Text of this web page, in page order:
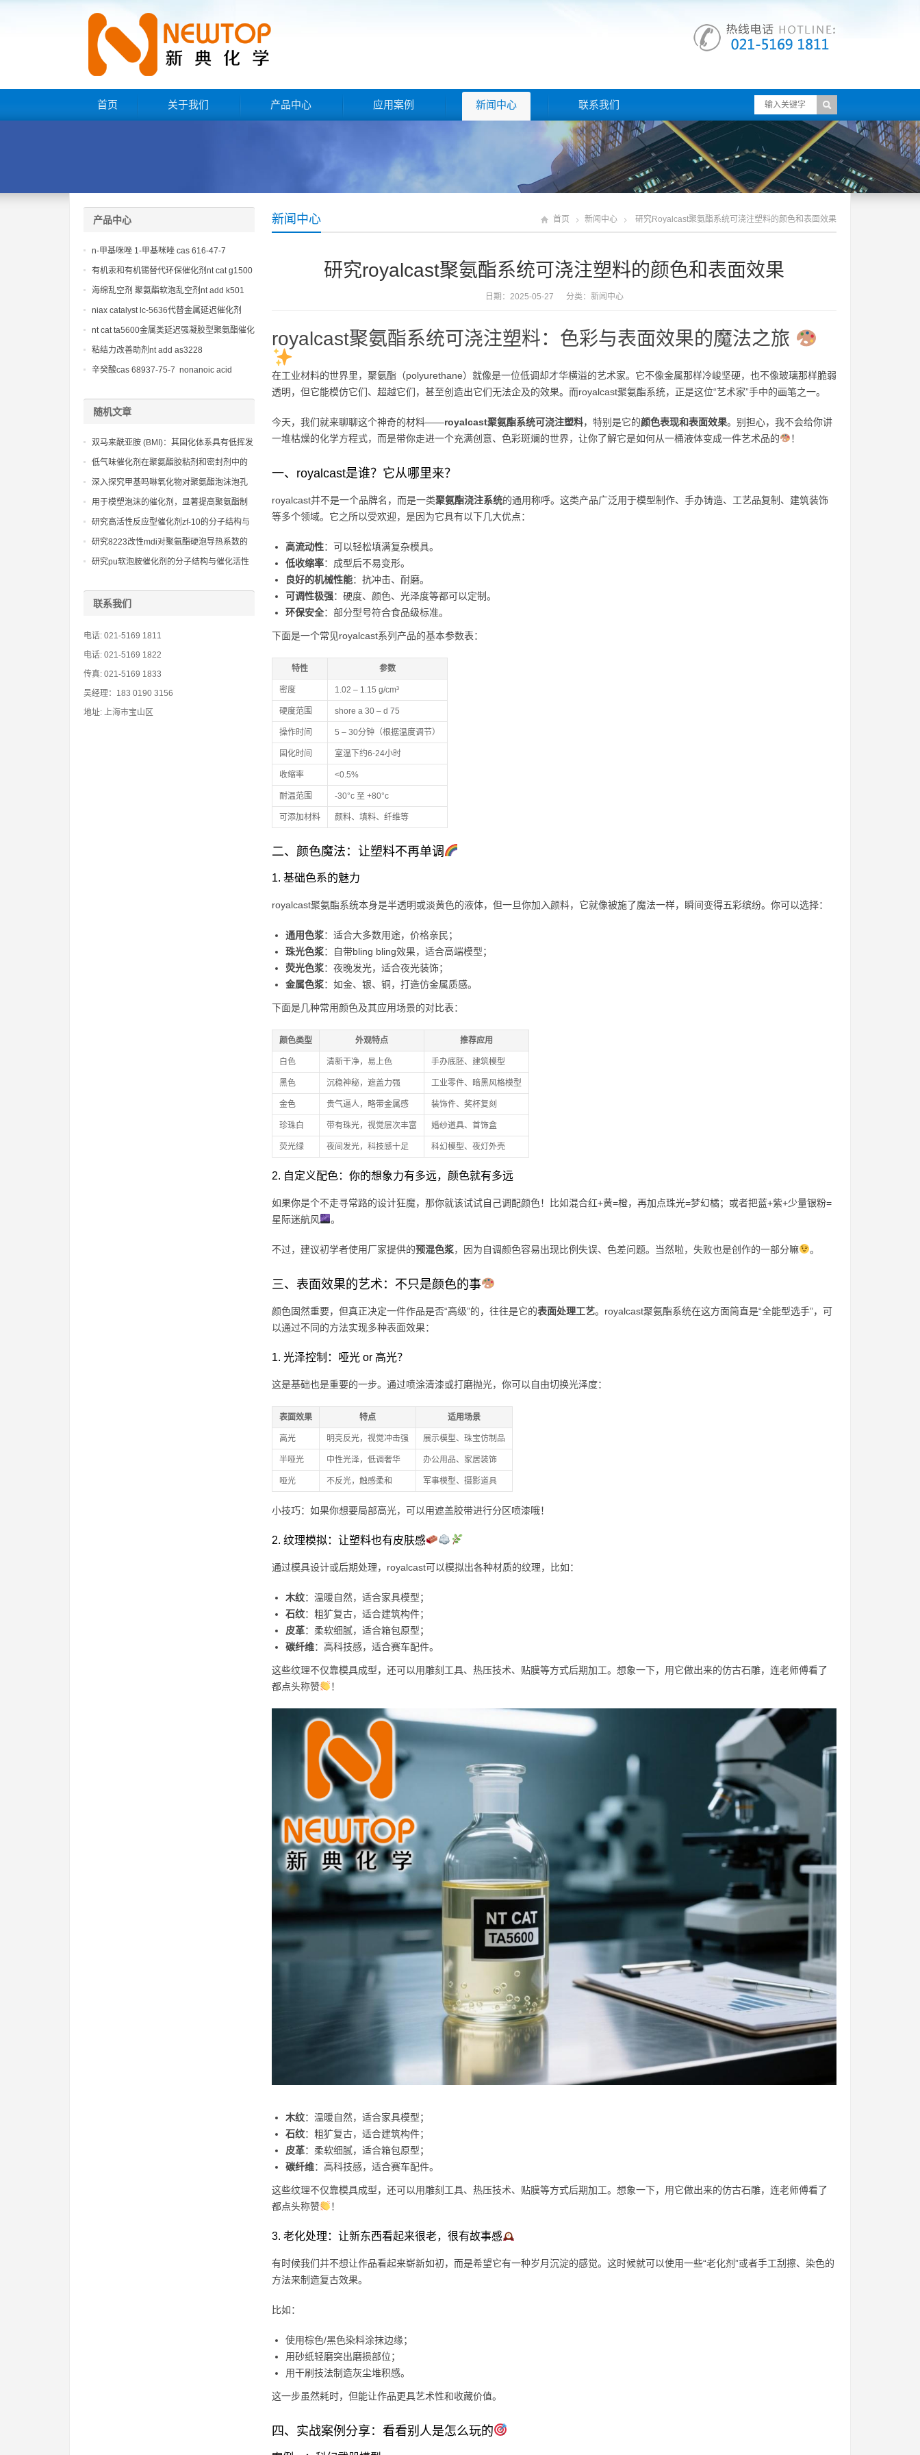
首页 关于我们 产品中心 应用案例 新闻中心 联系我们
新闻中心 首页 新闻中心 研究royalcast聚氨酯系统可浇注塑料的颜色和表面效果
研究royalcast聚氨酯系统可浇注塑料的颜色和表面效果
日期：2025-05-27 分类： 新闻中心
royalcast聚氨酯系统可浇注塑料：色彩与表面效果的魔法之旅
在工业材料的世界里，聚氨酯（polyurethane）就像是一位低调却才华横溢的艺术家。它不像金属那样冷峻坚硬，也不像玻璃那样脆弱
透明，但它能模仿它们、超越它们，甚至创造出它们无法企及的效果。而royalcast聚氨酯系统，正是这位“艺术家”手中的画笔之一。
今天，我们就来聊聊这个神奇的材料——royalcast聚氨酯系统可浇注塑料，特别是它的颜色表现和表面效果。别担心，我不会给你讲
一堆枯燥的化学方程式，而是带你走进一个充满创意、色彩斑斓的世界，让你了解它是如何从一桶液体变成一件艺术品的
！
一、royalcast是谁？它从哪里来？
royalcast并不是一个品牌名，而是一类聚氨酯浇注系统的通用称呼。这类产品广泛用于模型制作、手办铸造、工艺品复制、建筑装饰
等多个领域。它之所以受欢迎，是因为它具有以下几大优点：
高流动性：可以轻松填满复杂模具。
低收缩率：成型后不易变形。
良好的机械性能：抗冲击、耐磨。
可调性极强：硬度、颜色、光泽度等都可以定制。
环保安全：部分型号符合食品级标准。
下面是一个常见royalcast系列产品的基本参数表：
特性 参数
密度 1.02 – 1.15 g/cm³
硬度范围 shore a 30 – d 75
操作时间 5 – 30分钟（根据温度调节）
固化时间 室温下约6-24小时
收缩率 <0.5%
耐温范围 -30°c 至 +80°c
可添加材料 颜料、填料、纤维等
二、颜色魔法：让塑料不再单调
1. 基础色系的魅力
royalcast聚氨酯系统本身是半透明或淡黄色的液体，但一旦你加入颜料，它就像被施了魔法一样，瞬间变得五彩缤纷。你可以选择：
通用色浆：适合大多数用途，价格亲民；
珠光色浆：自带bling bling效果，适合高端模型；
荧光色浆：夜晚发光，适合夜光装饰；
金属色浆：如金、银、铜，打造仿金属质感。
下面是几种常用颜色及其应用场景的对比表：
颜色类型 外观特点 推荐应用
白色 清新干净，易上色 手办底胚、建筑模型
黑色 沉稳神秘，遮盖力强 工业零件、暗黑风格模型
金色 贵气逼人，略带金属感 装饰件、奖杯复刻
珍珠白 带有珠光，视觉层次丰富 婚纱道具、首饰盒
荧光绿 夜间发光，科技感十足 科幻模型、夜灯外壳
2. 自定义配色：你的想象力有多远，颜色就有多远
如果你是个不走寻常路的设计狂魔，那你就该试试自己调配颜色！比如混合红+黄=橙，再加点珠光=梦幻橘；或者把蓝+紫+少量银粉=
星际迷航风
。
不过，建议初学者使用厂家提供的预混色浆，因为自调颜色容易出现比例失误、色差问题。当然啦，失败也是创作的一部分嘛 。
三、表面效果的艺术：不只是颜色的事
颜色固然重要，但真正决定一件作品是否“高级”的，往往是它的表面处理工艺。royalcast聚氨酯系统在这方面简直是“全能型选手”，可
以通过不同的方法实现多种表面效果：
1. 光泽控制：哑光 or 高光？
这是基础也是重要的一步。通过喷涂清漆或打磨抛光，你可以自由切换光泽度：
表面效果 特点 适用场景
高光 明亮反光，视觉冲击强 展示模型、珠宝仿制品
半哑光 中性光泽，低调奢华 办公用品、家居装饰
哑光 不反光，触感柔和 军事模型、摄影道具
小技巧：如果你想要局部高光，可以用遮盖胶带进行分区喷漆哦！
2. 纹理模拟：让塑料也有皮肤感
通过模具设计或后期处理，royalcast可以模拟出各种材质的纹理，比如：
木纹：温暖自然，适合家具模型；
石纹：粗犷复古，适合建筑构件；
皮革：柔软细腻，适合箱包原型；
碳纤维：高科技感，适合赛车配件。
这些纹理不仅靠模具成型，还可以用雕刻工具、热压技术、贴膜等方式后期加工。想象一下，用它做出来的仿古石雕，连老师傅看了
都点头称赞
！
木纹：温暖自然，适合家具模型；
石纹：粗犷复古，适合建筑构件；
皮革：柔软细腻，适合箱包原型；
碳纤维：高科技感，适合赛车配件。
这些纹理不仅靠模具成型，还可以用雕刻工具、热压技术、贴膜等方式后期加工。想象一下，用它做出来的仿古石雕，连老师傅看了
都点头称赞
！
3. 老化处理：让新东西看起来很老，很有故事感
有时候我们并不想让作品看起来崭新如初，而是希望它有一种岁月沉淀的感觉。这时候就可以使用一些“老化剂”或者手工刮擦、染色的
方法来制造复古效果。
比如：
使用棕色/黑色染料涂抹边缘；
用砂纸轻磨突出磨损部位；
用干刷技法制造灰尘堆积感。
这一步虽然耗时，但能让作品更具艺术性和收藏价值。
四、实战案例分享：看看别人是怎么玩的
产品中心
n-甲基咪唑 1-甲基咪唑 cas 616-47-7
lupragen nmi
有机汞和有机锡替代环保催化剂nt cat g1500
海绵乱空剂 聚氨酯软泡乱空剂nt add k501
niax catalyst lc-5636代替金属延迟催化剂
nt cat ta5600金属类延迟强凝胶型聚氨酯催化
剂
粘结力改善助剂nt add as3228
辛癸酸cas 68937-75-7 nonanoic acid
随机文章
双马来酰亚胺 (BMI)：其固化体系具有低挥发
性，固化收缩率小，是制造高精度、大尺寸
复合材料构件的理想选择
低气味催化剂在聚氨酯胶粘剂和密封剂中的
应用，提供快速固化且无残留气味。
深入探究甲基吗啉氧化物对聚氨酯泡沫泡孔
结构的精细微调作用
用于模塑泡沫的催化剂，显著提高聚氨酯制
品的压缩永久变形和耐久性
研究高活性反应型催化剂zf-10的分子结构与
催化活性的关系，实现性能定制。
研究8223改性mdi对聚氨酯硬泡导热系数的
精确控制方法
研究pu软泡胺催化剂的分子结构与催化活性
联系我们
电话: 021-5169 1811
电话: 021-5169 1822
传真: 021-5169 1833
吴经理：183 0190 3156
地址: 上海市宝山区